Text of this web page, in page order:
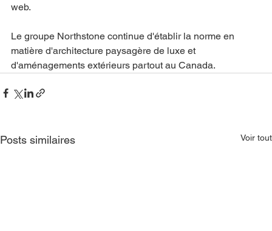
web.
Le groupe Northstone continue d'établir la norme en
matière d'architecture paysagère de luxe et
d'aménagements extérieurs partout au Canada.
Posts similaires Voir tout